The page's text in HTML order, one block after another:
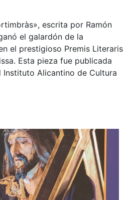
, escrita por Ramón
el galardón de la
el prestigioso Premis Literaris
. Esta pieza fue publicada
Alicantino de Cultura